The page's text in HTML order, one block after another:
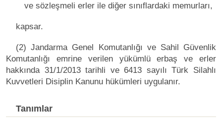
ve sözleşmeli erler ile diğer sınıflardaki memurları,
kapsar.
(2) Jandarma Genel Komutanlığı ve Sahil Güvenlik
Komutanlığı emrine verilen yükümlü erbaş ve erler
hakkında 31/1/2013 tarihli ve 6413 sayılı Türk Silahlı
Kuvvetleri Disiplin Kanunu hükümleri uygulanır.
Tanımlar